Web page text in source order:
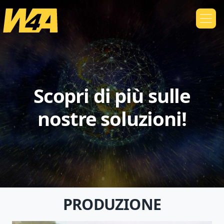
Scopri di più sulle
nostre soluzioni!
PRODUZIONE